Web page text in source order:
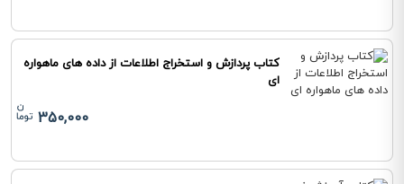
کتاب پردازش و استخراج اطلاعات از داده های ماهواره
ای
350,000